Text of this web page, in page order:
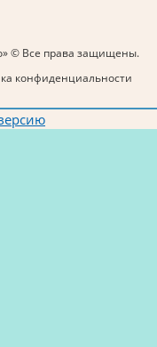
© Все права защищены.
конфиденциальности